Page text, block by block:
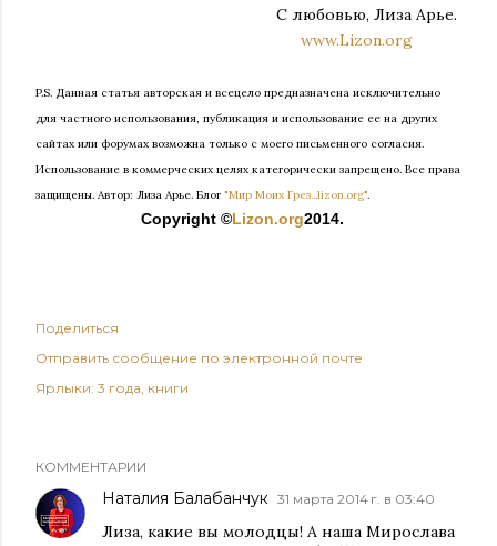
С любовью, Лиза Арье.
www.Lizon.org
P.S. Данная статья авторская и всецело предназначена исключительно
для частного использования, публикация и использование ее на других
сайтах или форумах возможна только с моего письменного согласия.
Использование в коммерческих целях категорически запрещено. Все права
защищены. Автор: Лиза Арье. Блог "Мир Моих Грез...lizon.org".
Copyright ©Lizon.org2014.
Поделиться
Отправить сообщение по электронной почте
Ярлыки: 3 года книги
КОММЕНТАРИИ
Наталия Балабанчук 31 марта 2014 г. в 03:40
Лиза, какие вы молодцы! А наша Мирослава